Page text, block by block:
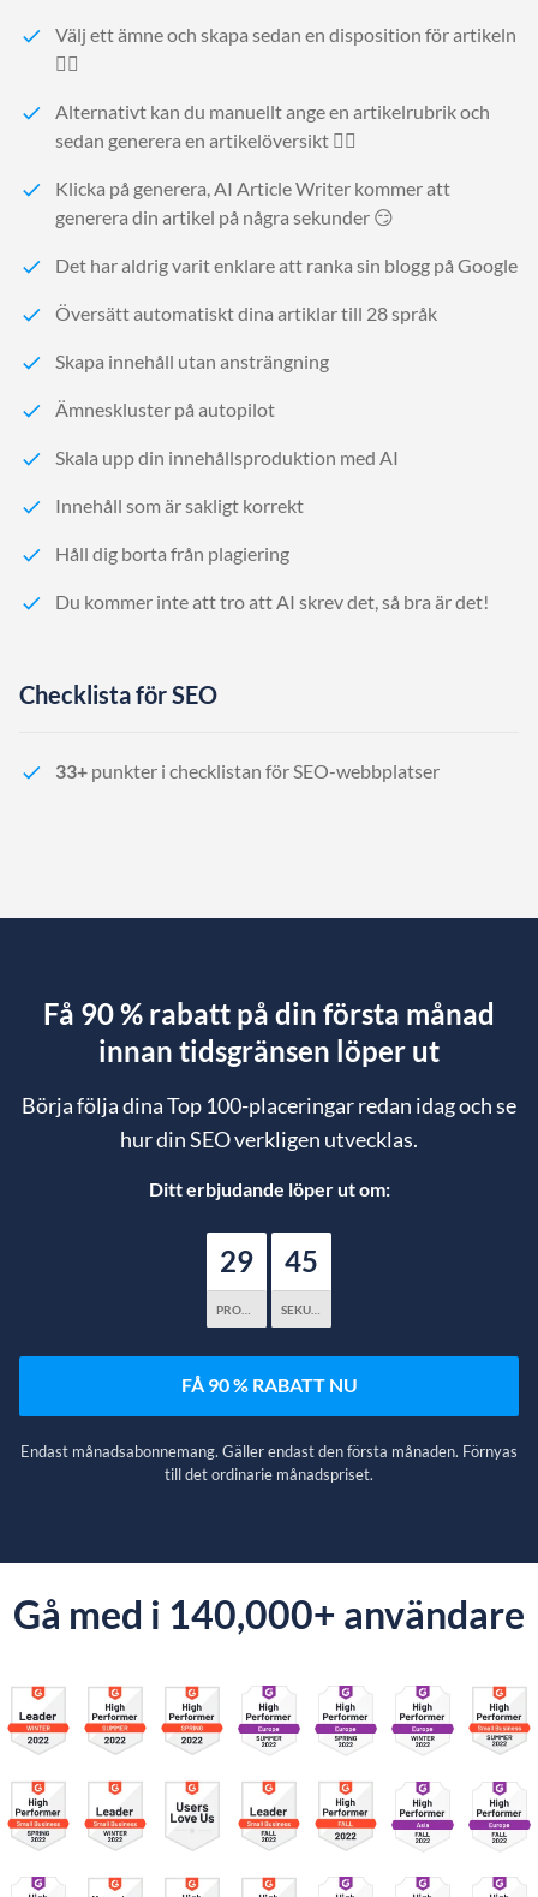
Välj ett ämne och skapa sedan en disposition för artikeln
🧙‍♂️
Alternativt kan du manuellt ange en artikelrubrik och
sedan generera en artikelöversikt 🧙‍♂️
Klicka på generera, AI Article Writer kommer att
generera din artikel på några sekunder 😏
Det har aldrig varit enklare att ranka sin blogg på Google
Översätt automatiskt dina artiklar till 28 språk
Skapa innehåll utan ansträngning
Ämneskluster på autopilot
Skala upp din innehållsproduktion med AI
Innehåll som är sakligt korrekt
Håll dig borta från plagiering
Du kommer inte att tro att AI skrev det, så bra är det!
Checklista för SEO
33+ punkter i checklistan för SEO-webbplatser
Få 90 % rabatt på din första månad
innan tidsgränsen löper ut
Börja följa dina Top 100-placeringar redan idag och se
hur din SEO verkligen utvecklas.
Ditt erbjudande löper ut om:
29 44
FÅ 90 % RABATT NU
Endast månadsabonnemang. Gäller endast den första månaden. Förnyas
till det ordinarie månadspriset.
Gå med i 140,000+ användare